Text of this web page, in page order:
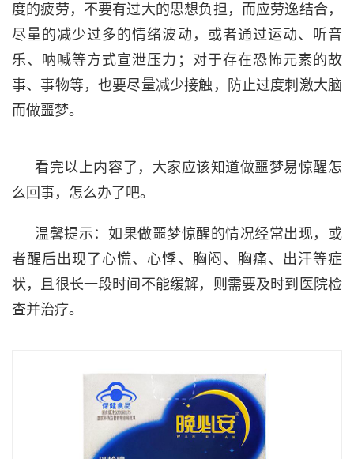
度的疲劳，不要有过大的思想负担，而应劳逸结合，
尽量的减少过多的情绪波动，或者通过运动、听音
乐、呐喊等方式宣泄压力；对于存在恐怖元素的故
事、事物等，也要尽量减少接触，防止过度刺激大脑
而做噩梦。
看完以上内容了，大家应该知道做噩梦易惊醒怎
么回事，怎么办了吧。
温馨提示：如果做噩梦惊醒的情况经常出现，或
者醒后出现了心慌、心悸、胸闷、胸痛、出汗等症
状，且很长一段时间不能缓解，则需要及时到医院检
查并治疗。